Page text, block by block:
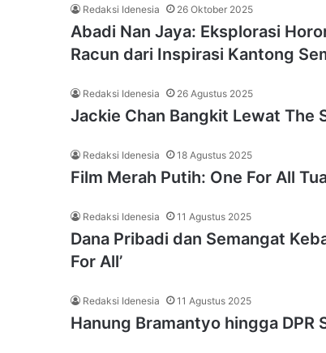
Redaksi Idenesia 26 Oktober 2025
Abadi Nan Jaya: Eksplorasi
Racun dari Inspirasi Kantong
Redaksi Idenesia 26 Agustus 2025
Jackie Chan Bangkit Lewat The
Redaksi Idenesia 18 Agustus 2025
Film Merah Putih: One For All
Redaksi Idenesia 11 Agustus 2025
Dana Pribadi dan Semangat
For All’
Redaksi Idenesia 11 Agustus 2025
Hanung Bramantyo hingga DPR